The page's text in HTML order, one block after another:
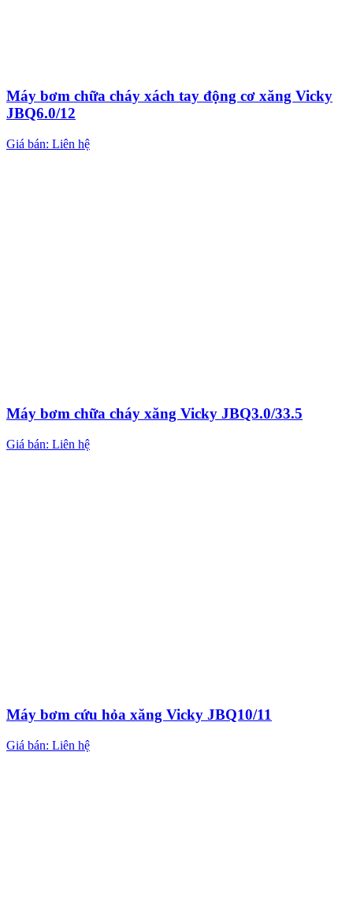
Máy bơm chữa cháy xách tay động cơ xăng Vicky
JBQ6.0/12
Giá bán: Liên hệ
Máy bơm chữa cháy xăng Vicky JBQ3.0/33.5
Giá bán: Liên hệ
Máy bơm cứu hỏa xăng Vicky JBQ10/11
Giá bán: Liên hệ